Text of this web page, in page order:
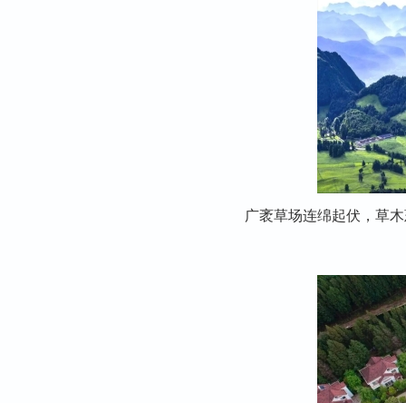
广袤草场连绵起伏，草